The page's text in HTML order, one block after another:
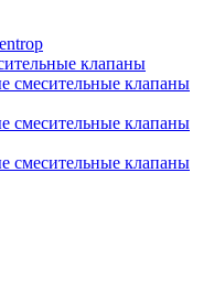
клапаны
смесительные клапаны
смесительные клапаны
смесительные клапаны